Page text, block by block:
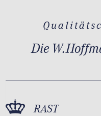
Die
RAST